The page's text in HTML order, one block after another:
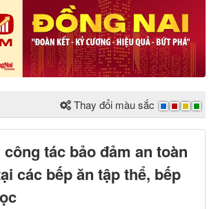
Thay đổi màu sắc
tác bảo đảm an toàn
các bếp ăn tập thể, bếp